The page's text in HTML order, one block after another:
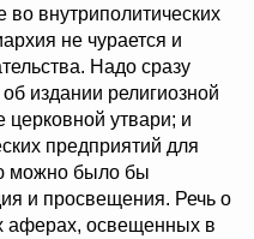
внутриполитических
не чурается и
Надо сразу
издании религиозной
церковной утвари; и
предприятий для
можно было бы
и просвещения. Речь о
аферах, освещенных в